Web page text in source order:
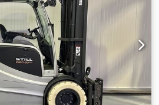
clearance: 2800mm Dodewfpk
- Fork length: 1150mm -
- Minimum fork width:
6 Wheels - Attachment: Side-
Work lights - Mast: Duplex -
information: - └ Brand/Type: Still -
Transport dimensions: 3050mm x
w x h) - Transport weight [kg]: